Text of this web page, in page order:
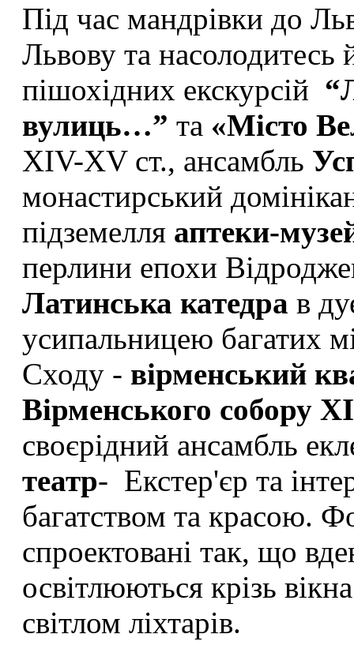
Під час мандрівки до
Львову та насолодитесь
пішохідних екскурсій
вулиць…” та «Місто
XIV-XV ст., ансамбль
монастирський
підземелля аптеки-
перлини епохи
Латинська катедра в
усипальницею багатих
Сходу - вірменський
Вірменського собору
своєрідний ансамбль
театр- Екстер'єр та
багатством та красою.
спроектовані так, що
освітлюються крізь
світлом ліхтарів.